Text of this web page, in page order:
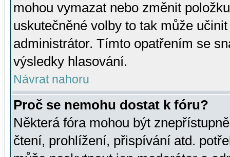
mohou vymazat nebo změnit
uskutečněné volby to tak může
administrátor. Tímto opatřením se
výsledky hlasování.
Návrat nahoru
Proč se nemohu dostat k fóru?
Některá fóra mohou být
čtení, prohlížení, přispívání atd.